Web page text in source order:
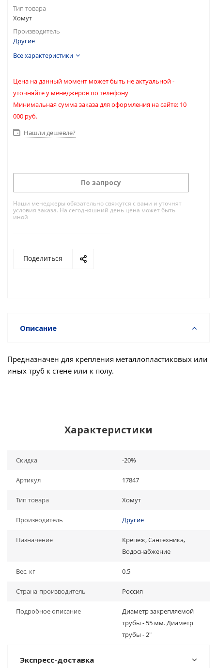
Тип товара
Хомут
Производитель
Другие
Все характеристики
Цена на данный момент может быть не актуальной -
уточняйте у менеджеров по телефону
Минимальная сумма заказа для оформления на сайте: 10
000 руб.
Нашли дешевле?
По запросу
Наши менеджеры обязательно свяжутся с вами и уточнят
условия заказа. На сегодняшний день цена может быть
иной
Поделиться
Описание
Предназначен для крепления металлопластиковых или
иных труб к стене или к полу.
Характеристики
Скидка -20%
Артикул 17847
Тип товара Хомут
Производитель Другие
Назначение
Крепеж, Сантехника,
Водоснабжение
Вес, кг 0.5
Страна-производитель Россия
Подробное описание
Диаметр закрепляемой
трубы - 55 мм. Диаметр
трубы - 2"
Экспресс-доставка